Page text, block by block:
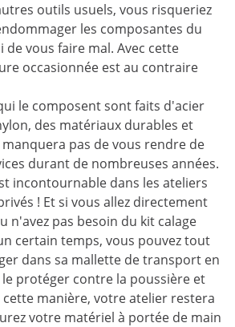
outils usuels, vous risqueriez
les composantes du
de vous faire mal. Avec cette
occasionnée est au contraire
le composent sont faits d'acier
des matériaux durables et
pas de vous rendre de
durant de nombreuses années.
incontournable dans les ateliers
! Et si vous allez directement
n'avez pas besoin du kit calage
certain temps, vous pouvez tout
dans sa mallette de transport en
protéger contre la poussière et
cette manière, votre atelier restera
votre matériel à portée de main